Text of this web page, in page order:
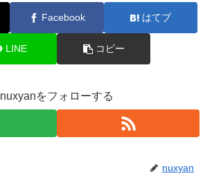
Facebook はてブ
LINE コピー
nuxyanをフォローする
nuxyan